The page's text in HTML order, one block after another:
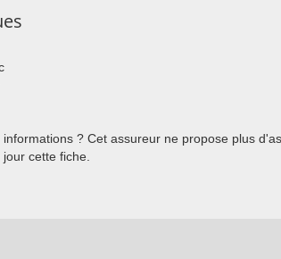
? Cet assureur ne propose plus
cette fiche.